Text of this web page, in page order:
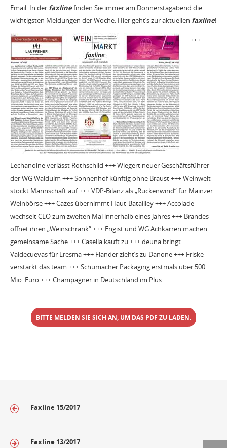
Email. In der faxlinefinden Sie immer am Donnerstagabend die
wichtigsten Meldungen der Woche. Hier geht’s zur aktuellen faxline!
+++
Lechanoine verlässt Rothschild +++ Wiegert neuer Geschäftsführer
der WG Waldulm +++ Sonnenhof künftig ohne Braust +++ Weinwelt
stockt Mannschaft auf +++ VDP-Bilanz als „Rückenwind“ für Mainzer
Weinbörse +++ Cazes übernimmt Haut-Batailley +++ Accolade
wechselt CEO zum zweiten Mal innerhalb eines Jahres +++ Brandes
öffnet ihren „Weinschrank“ +++ Engist und WG Achkarren machen
gemeinsame Sache +++ Casella kauft zu +++ deuna bringt
Valdecuevas für Eresma +++ Flander zieht’s zu Danone +++ Friske
verstärkt das team +++ Schumacher Packaging erstmals über 500
Mio. Euro +++ Champagner in Deutschland im Plus
BITTE MELDEN SIE SICH AN, UM DAS PDF ZU LADEN.
Faxline 15/2017
Faxline 13/2017